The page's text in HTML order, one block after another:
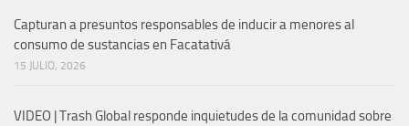
Capturan a presuntos responsables de inducir a menores al
consumo de sustancias en Facatativá
15 JULIO, 2026
VIDEO | Trash Global responde inquietudes de la comunidad sobre